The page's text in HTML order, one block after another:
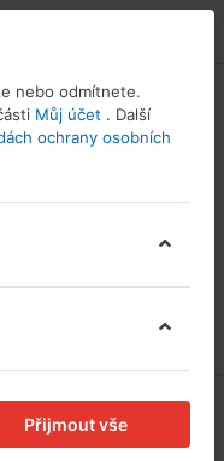
nebo odmítnete.
Můj účet . Další
ochrany osobních
Přijmout vše